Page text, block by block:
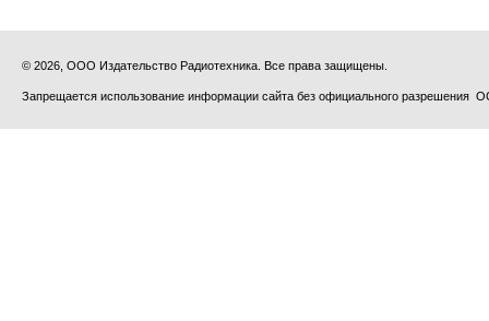
© 2026, ООО Издательство Радиотехника. Все права защищены.
Запрещается использование информации сайта без официального разрешения